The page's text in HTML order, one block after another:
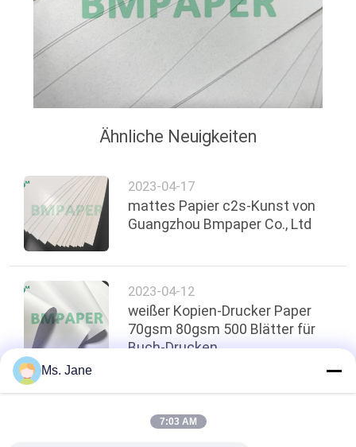
DATENSCHUTZRICHTLINIE
Ähnliche Neuigkeiten
2023-04-17
mattes Papier c2s-Kunst von
Guangzhou Bmpaper Co., Ltd
2023-04-12
weißer Kopien-Drucker Paper
70gsm 80gsm 500 Blätter für
Buch-Drucken
oben
Ms. Jane
7:03 AM